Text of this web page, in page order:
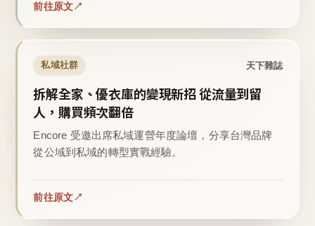
前往原文
私域社群 天下雜誌
拆解全家、優衣庫的變現新招 從流量到留
人，購買頻次翻倍
Encore 受邀出席私域運營年度論壇，分享台灣品牌
從公域到私域的轉型實戰經驗。
前往原文